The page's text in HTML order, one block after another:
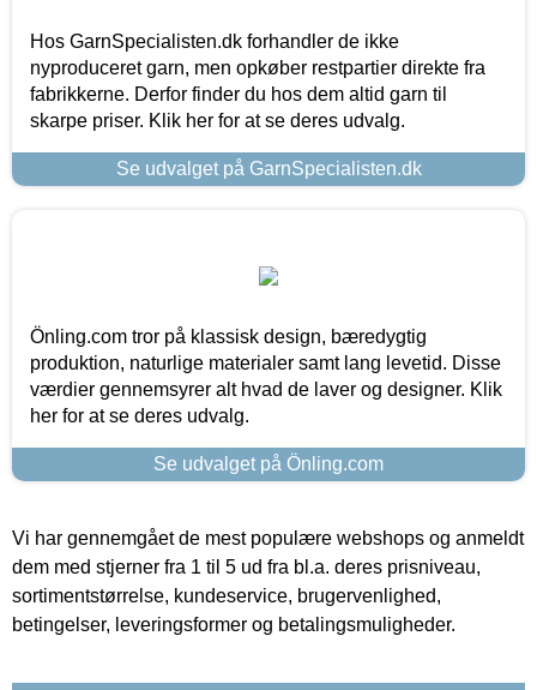
Hos GarnSpecialisten.dk forhandler de ikke
nyproduceret garn, men opkøber restpartier direkte fra
fabrikkerne. Derfor finder du hos dem altid garn til
skarpe priser. Klik her for at se deres udvalg.
Se udvalget på GarnSpecialisten.dk
Önling.com tror på klassisk design, bæredygtig
produktion, naturlige materialer samt lang levetid. Disse
værdier gennemsyrer alt hvad de laver og designer. Klik
her for at se deres udvalg.
Se udvalget på Önling.com
Vi har gennemgået de mest populære webshops og anmeldt
dem med stjerner fra 1 til 5 ud fra bl.a. deres prisniveau,
sortimentstørrelse, kundeservice, brugervenlighed,
betingelser, leveringsformer og betalingsmuligheder.